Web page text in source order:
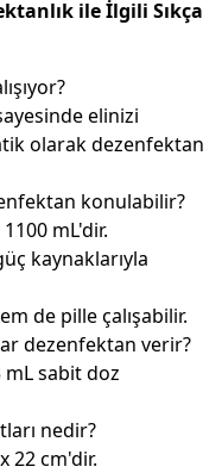
ile İlgili Sıkça
elinizi
olarak dezenfektan
konulabilir?
mL'dir.
kaynaklarıyla
de pille çalışabilir.
dezenfektan verir?
mL sabit doz
nedir?
22 cm'dir.